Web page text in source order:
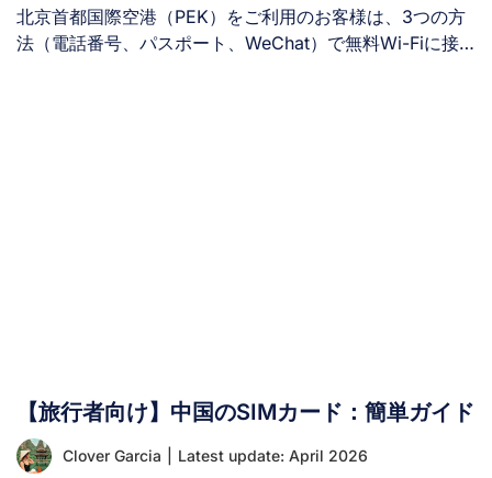
イルの市場シェアは約60%に達しており、競合他社であ
るチャイナ・テレコム（22.3%）やチャイナ・ユニコム
（18.3%）を大きく引き離しています。 2. 中国移動は5G
北京首都国際空港（PEK）をご利用のお客様は、3つの方
法（電話番号、パスポート、WeChat）で無料Wi-Fiに接
続することも可能です。 II. 北京空港で無料Wi-Fiを利用で
きる場所は？ 北京首都国際空港（PEK）の全館で無料Wi-
Fiが利用可能です。すべてのターミナルおよび以下のほと
【旅行者向け】中国のSIMカード：簡単ガイド
Clover Garcia Latest update: April 2026